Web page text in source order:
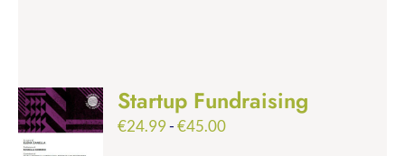
Startup Fundraising
€24.99-€45.00Fascia